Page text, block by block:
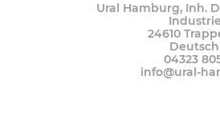
Ural Hamburg, Inh.
24610
04323
info@ural-